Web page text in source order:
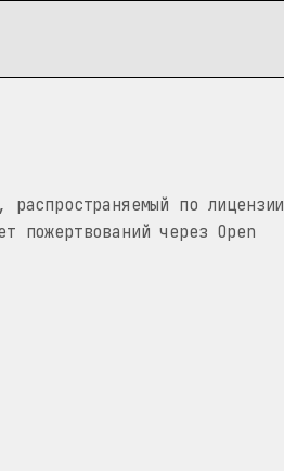
по лицензии
пожертвований через Open